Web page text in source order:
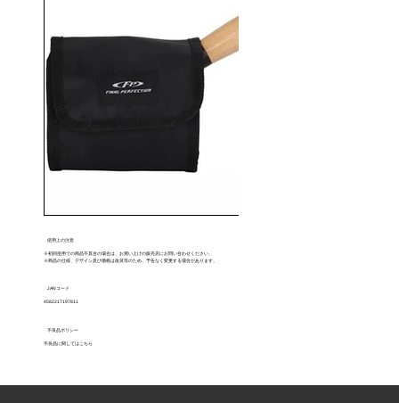
使用上の注意
※初回使用での商品不具合の場合は、お買い上げの販売店にお問い合わせください。
※商品の仕様、デザイン及び価格は改良等のため、予告なく変更する場合があります。
JANコード
4582217197811
不良品ポリシー
不良品に関してはこちら